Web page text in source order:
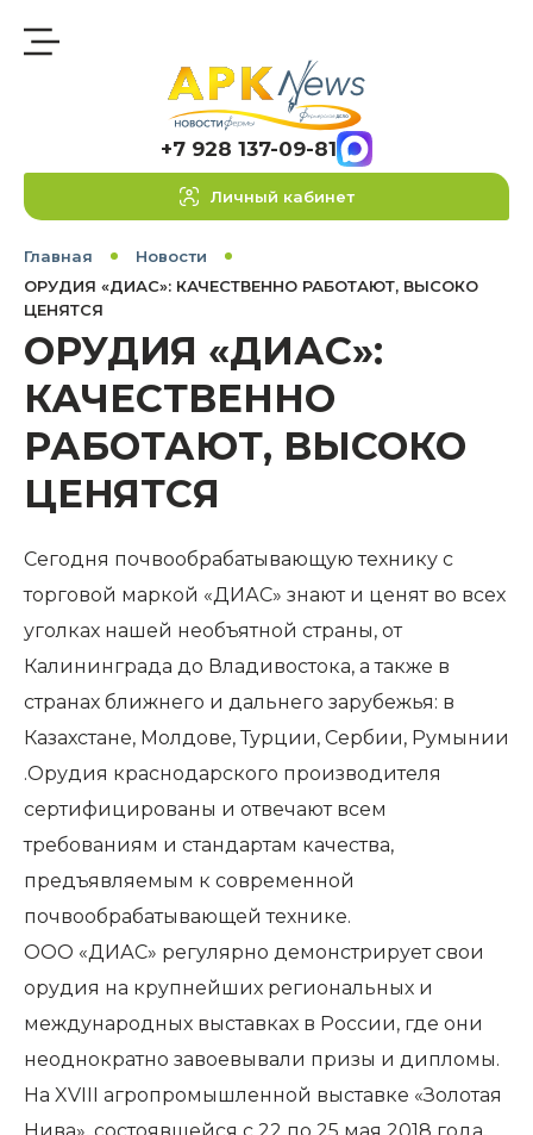
+7 928 137-09-81
Личный кабинет
Главная
Новости
ОРУДИЯ «ДИАС»: КАЧЕСТВЕННО РАБОТАЮТ, ВЫСОКО
ЦЕНЯТСЯ
ОРУДИЯ «ДИАС»:
КАЧЕСТВЕННО
РАБОТАЮТ, ВЫСОКО
ЦЕНЯТСЯ
Сегодня почвообрабатывающую технику с
торговой маркой «ДИАС» знают и ценят во всех
уголках нашей необъятной страны, от
Калининграда до Владивостока, а также в
странах ближнего и дальнего зарубежья: в
Казахстане, Молдове, Турции, Сербии, Румынии
.Орудия краснодарского производителя
сертифицированы и отвечают всем
требованиям и стандартам качества,
предъявляемым к современной
почвообрабатывающей технике.
ООО «ДИАС» регулярно демонстрирует свои
орудия на крупнейших региональных и
международных выставках в России, где они
неоднократно завоевывали призы и дипломы.
На XVIII агропромышленной выставке «Золотая